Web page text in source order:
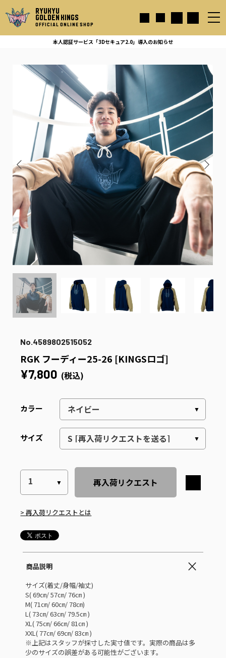
RYUKYU
GOLDEN KINGS
OFFICIAL ONLINE SHOP
本人認証サービス「3Dセキュア2.0」導入のお知らせ
No.4589802515052
RGK フーディー25-26 [KINGSロゴ]
¥7,800 (税込)
カラー
サイズ
再入荷リクエスト
> 再入荷リクエストとは
商品説明
サイズ(着丈/身幅/袖丈)
S( 69㎝/ 57㎝/ 76㎝ )
M( 71㎝/ 60㎝/ 78㎝)
L( 73㎝/ 63㎝/ 79.5㎝ )
XL( 75㎝/ 66㎝/ 81㎝ )
XXL( 77㎝/ 69㎝/ 83㎝ )
※上記はスタッフが採寸した実寸値です。実際の商品は多
少のサイズの誤差がある可能性がございます。